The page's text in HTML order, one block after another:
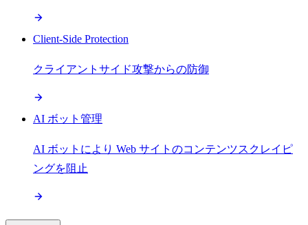
Client-Side Protection
クライアントサイド攻撃からの防御
AI ボット管理
AI ボットにより Web サイトのコンテンツスクレイピ
ングを阻止